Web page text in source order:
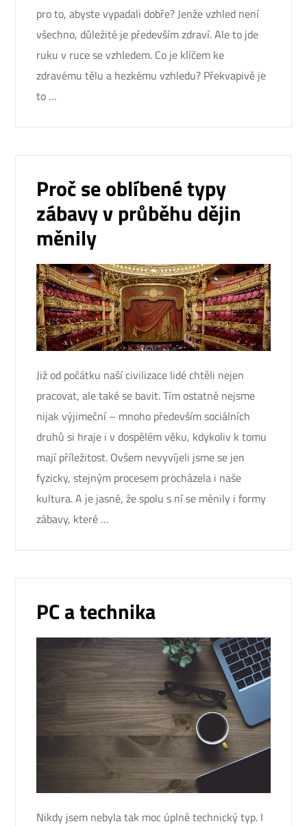
pro to, abyste vypadali dobře? Jenže vzhled není
všechno, důležité je především zdraví. Ale to jde
ruku v ruce se vzhledem. Co je klíčem ke
zdravému tělu a hezkému vzhledu? Překvapivě je
to …
Proč se oblíbené typy
zábavy v průběhu dějin
měnily
Již od počátku naší civilizace lidé chtěli nejen
pracovat, ale také se bavit. Tím ostatně nejsme
nijak výjimeční – mnoho především sociálních
druhů si hraje i v dospělém věku, kdykoliv k tomu
mají příležitost. Ovšem nevyvíjeli jsme se jen
fyzicky, stejným procesem procházela i naše
kultura. A je jasné, že spolu s ní se měnily i formy
zábavy, které …
PC a technika
Nikdy jsem nebyla tak moc úplně technický typ. I